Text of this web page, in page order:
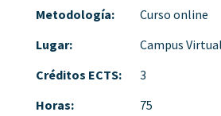
Metodología:
Curso online
Lugar:
Campus
Créditos ECTS:
3
Horas:
75